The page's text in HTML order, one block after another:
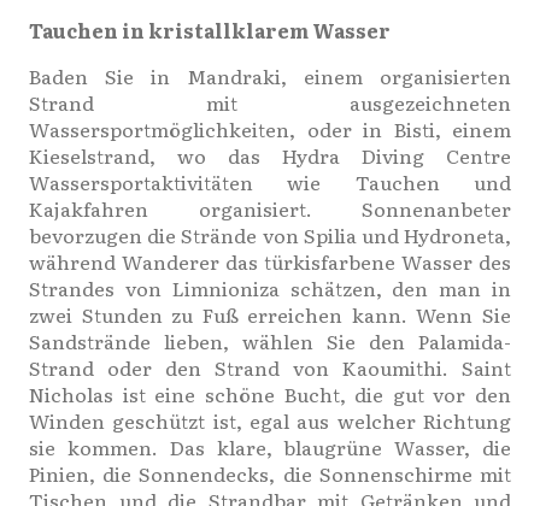
Tauchen in kristallklarem Wasser
Baden Sie in Mandraki, einem organisierten
Strand mit ausgezeichneten
Wassersportmöglichkeiten, oder in Bisti, einem
Kieselstrand, wo das Hydra Diving Centre
Wassersportaktivitäten wie Tauchen und
Kajakfahren organisiert. Sonnenanbeter
bevorzugen die Strände von Spilia und Hydroneta,
während Wanderer das türkisfarbene Wasser des
Strandes von Limnioniza schätzen, den man in
zwei Stunden zu Fuß erreichen kann. Wenn Sie
Sandstrände lieben, wählen Sie den Palamida-
Strand oder den Strand von Kaoumithi. Saint
Nicholas ist eine schöne Bucht, die gut vor den
Winden geschützt ist, egal aus welcher Richtung
sie kommen. Das klare, blaugrüne Wasser, die
Pinien, die Sonnendecks, die Sonnenschirme mit
Tischen und die Strandbar mit Getränken und